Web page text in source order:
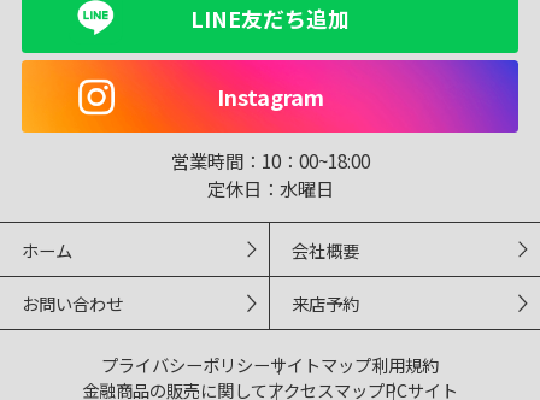
LINE友だち追加
Instagram
営業時間： 10：00~18:00
定休日： 水曜日
ホーム 会社概要
お問い合わせ 来店予約
プライバシーポリシーサイトマップ利用規約
金融商品の販売に関してアクセスマップPCサイト